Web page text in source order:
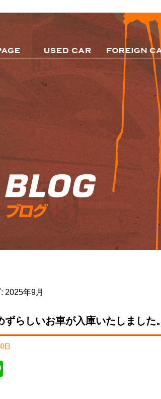
2025年9月
ずらしいお車が入庫いたしました。
日